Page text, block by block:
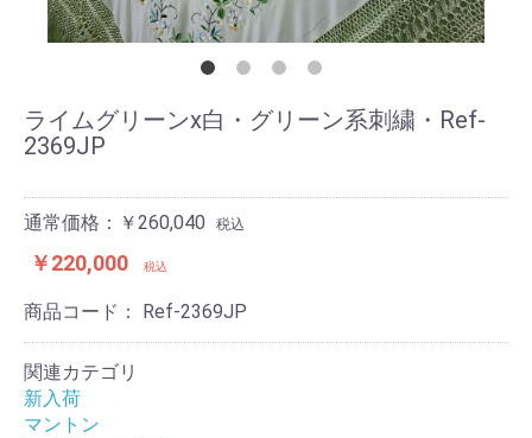
ライムグリーンx白・グリーン系刺繍・Ref-
2369JP
通常価格：￥260,040 税込
￥220,000 税込
商品コード： Ref-2369JP
関連カテゴリ
新入荷
マントン